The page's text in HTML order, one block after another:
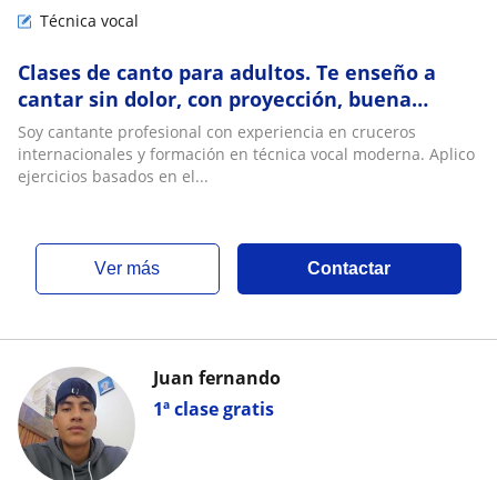
Técnica vocal
Clases de canto para adultos. Te enseño a
cantar sin dolor, con proyección, buena
respiración y técnica profesional
Soy cantante profesional con experiencia en cruceros
internacionales y formación en técnica vocal moderna. Aplico
ejercicios basados en el...
ver más Contactar
1ª clase gratis
Juan fernando